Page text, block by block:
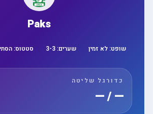
Paks
שופט:לא זמין שערים: 3 -3 סטטוס:הסתיים
כדורגל שליטה
— / —